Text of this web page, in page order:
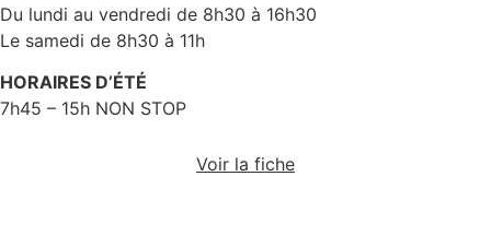
Du lundi au vendredi de 8h30 à 16h30
Le samedi de 8h30 à 11h
HORAIRES D’ÉTÉ
7h45 – 15h NON STOP
Voir la fiche